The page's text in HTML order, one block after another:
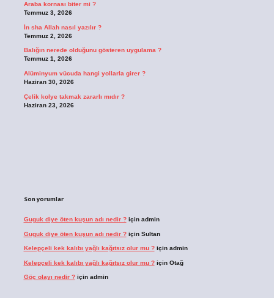
Araba kornası biter mi ?
Temmuz 3, 2026
İn sha Allah nasıl yazılır ?
Temmuz 2, 2026
Balığın nerede olduğunu gösteren uygulama ?
Temmuz 1, 2026
Alüminyum vücuda hangi yollarla girer ?
Haziran 30, 2026
Çelik kolye takmak zararlı mıdır ?
Haziran 23, 2026
Son yorumlar
Guguk diye öten kuşun adı nedir ?için admin
Guguk diye öten kuşun adı nedir ?için Sultan
Kelepçeli kek kalıbı yağlı kağıtsız olur mu ?için admin
Kelepçeli kek kalıbı yağlı kağıtsız olur mu ?için Otağ
Göç olayı nedir ?için admin